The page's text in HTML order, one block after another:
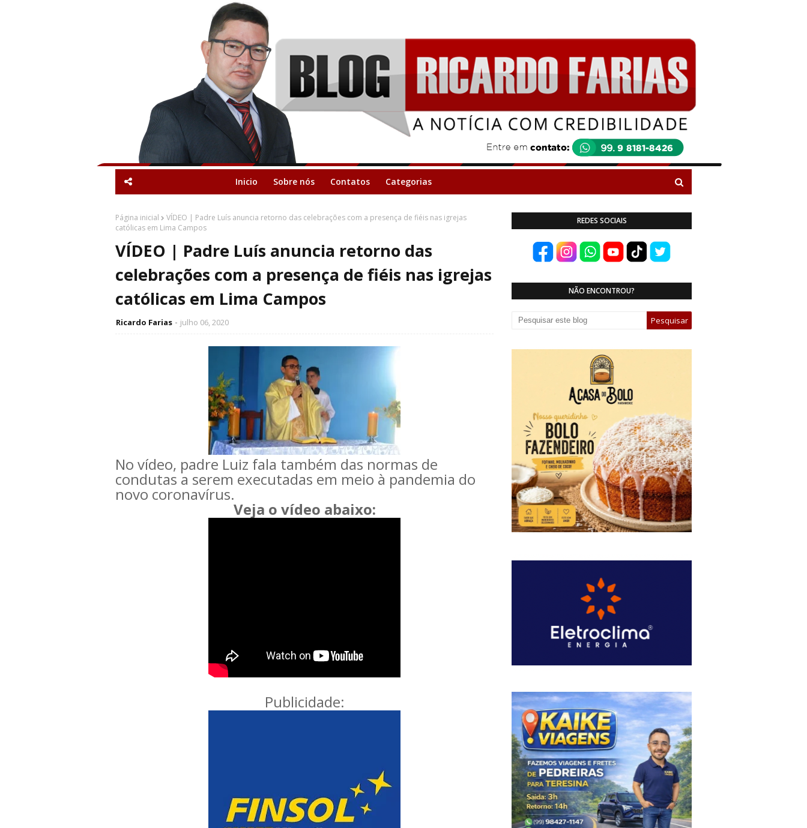
Inicio Sobre nós Contatos Categorias
Página inicial
VÍDEO | Padre Luís anuncia retorno das celebrações com a presença de fiéis nas igrejas
católicas em Lima Campos
VÍDEO | Padre Luís anuncia retorno das
celebrações com a presença de fiéis nas igrejas
católicas em Lima Campos
Ricardo Farias julho 06, 2020
No vídeo, padre Luiz fala também das normas de
condutas a serem executadas em meio à pandemia do
novo coronavírus.
Veja o vídeo abaixo:
Publicidade:
REDES SOCIAIS
NÃO ENCONTROU?